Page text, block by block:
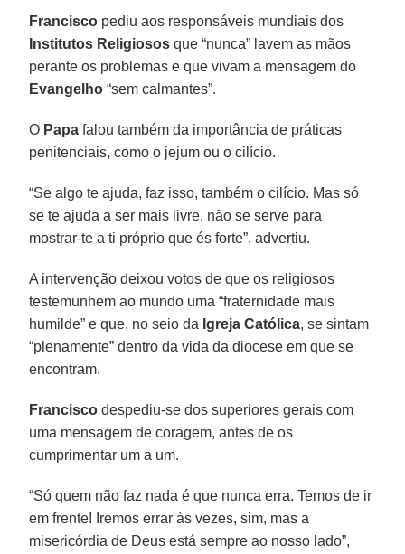
Francisco pediu aos responsáveis mundiais dos
Institutos Religiosos que “nunca” lavem as mãos
perante os problemas e que vivam a mensagem do
Evangelho “sem calmantes”.
O Papa falou também da importância de práticas
penitenciais, como o jejum ou o cilício.
“Se algo te ajuda, faz isso, também o cilício. Mas só
se te ajuda a ser mais livre, não se serve para
mostrar-te a ti próprio que és forte”, advertiu.
A intervenção deixou votos de que os religiosos
testemunhem ao mundo uma “fraternidade mais
humilde” e que, no seio da Igreja Católica, se sintam
“plenamente” dentro da vida da diocese em que se
encontram.
Francisco despediu-se dos superiores gerais com
uma mensagem de coragem, antes de os
cumprimentar um a um.
“Só quem não faz nada é que nunca erra. Temos de ir
em frente! Iremos errar às vezes, sim, mas a
misericórdia de Deus está sempre ao nosso lado”,